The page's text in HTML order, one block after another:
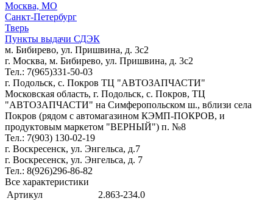
Москва, МО
Санкт-Петербург
Тверь
Пункты выдачи СДЭК
м. Бибирево, ул. Пришвина, д. 3с2
г. Москва, м. Бибирево, ул. Пришвина, д. 3с2
Тел.: 7(965)331-50-03
г. Подольск, c. Покров ТЦ "АВТОЗАПЧАСТИ"
Московская область, г. Подольск, c. Покров, ТЦ
"АВТОЗАПЧАСТИ" на Симферопольском ш., вблизи села
Покров (рядом с автомагазином КЭМП-ПОКРОВ, и
продуктовым маркетом "ВЕРНЫЙ") п. №8
Тел.: 7(903) 130-02-19
г. Воскресенск, ул. Энгельса, д.7
г. Воскресенск, ул. Энгельса, д. 7
Тел.: 8(926)296-86-82
Все характеристики
Артикул
2.863-234.0